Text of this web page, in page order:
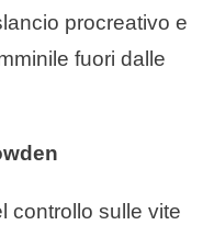
procreativo e
fuori dalle
controllo sulle vite